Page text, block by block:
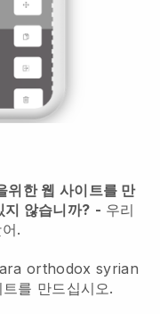
위한 웹 사이트를 만
지 않습니까? - 우리
.
orthodox syrian
를 만드십시오.